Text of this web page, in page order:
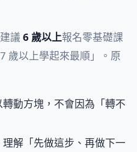
議 6 歲以上報名零基礎課
歲以上學起來最順」。原
動方塊，不會因為「轉不
解「先做這步、再做下一